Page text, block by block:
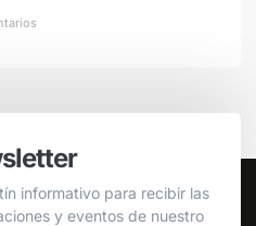
informativo para recibir las
y eventos de nuestro